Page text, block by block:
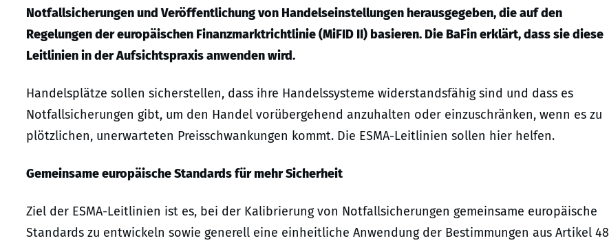
Notfallsicherungen und Veröffentlichung von Handelseinstellungen herausgegeben, die auf den
Regelungen der europäischen Finanzmarktrichtlinie (MiFID II) basieren. Die BaFin erklärt, dass sie diese
Leitlinien in der Aufsichtspraxis anwenden wird.
Handelsplätze sollen sicherstellen, dass ihre Handelssysteme widerstandsfähig sind und dass es
Notfallsicherungen gibt, um den Handel vorübergehend anzuhalten oder einzuschränken, wenn es zu
plötzlichen, unerwarteten Preisschwankungen kommt. Die ESMA-Leitlinien sollen hier helfen.
Gemeinsame europäische Standards für mehr Sicherheit
Ziel der ESMA-Leitlinien ist es, bei der Kalibrierung von Notfallsicherungen gemeinsame europäische
Standards zu entwickeln sowie generell eine einheitliche Anwendung der Bestimmungen aus Artikel 48